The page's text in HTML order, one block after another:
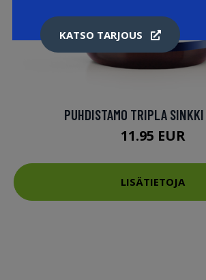
PUHDISTAMO TRIPLA
11.95 EUR
LISÄTIETOJA
KATSO TARJOUS